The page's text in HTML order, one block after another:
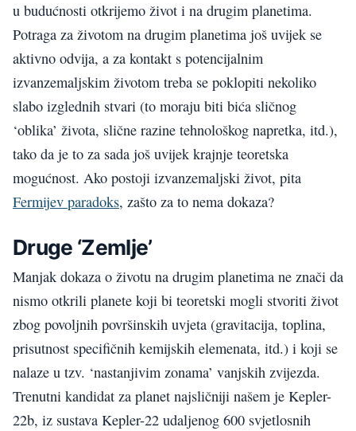
u budućnosti otkrijemo život i na drugim planetima.
Potraga za životom na drugim planetima još uvijek se
aktivno odvija, a za kontakt s potencijalnim
izvanzemaljskim životom treba se poklopiti nekoliko
slabo izglednih stvari (to moraju biti bića sličnog
‘oblika’ života, slične razine tehnološkog napretka, itd.),
tako da je to za sada još uvijek krajnje teoretska
mogućnost. Ako postoji izvanzemaljski život, pita
Fermijev paradoks, zašto za to nema dokaza?
Druge ‘Zemlje’
Manjak dokaza o životu na drugim planetima ne znači da
nismo otkrili planete koji bi teoretski mogli stvoriti život
zbog povoljnih površinskih uvjeta (gravitacija, toplina,
prisutnost specifičnih kemijskih elemenata, itd.) i koji se
nalaze u tzv. ‘nastanjivim zonama’ vanjskih zvijezda.
Trenutni kandidat za planet najsličniji našem je Kepler-
22b, iz sustava Kepler-22 udaljenog 600 svjetlosnih